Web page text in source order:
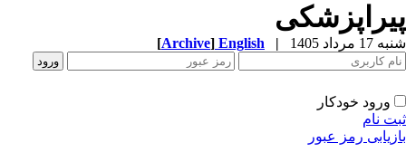
مرداد 1405 |
English
[Archive]
ورود خودکار
نام
رمز عبور